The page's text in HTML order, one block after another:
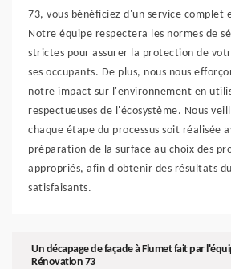
73, vous bénéficiez d'un service complet
Notre équipe respectera les normes de
strictes pour assurer la protection de
ses occupants. De plus, nous nous
notre impact sur l'environnement en
respectueuses de l'écosystème. Nous
chaque étape du processus soit réalisée
préparation de la surface au choix des
appropriés, afin d'obtenir des résultats
satisfaisants.
Un décapage de façade à Flumet fait par
Rénovation 73